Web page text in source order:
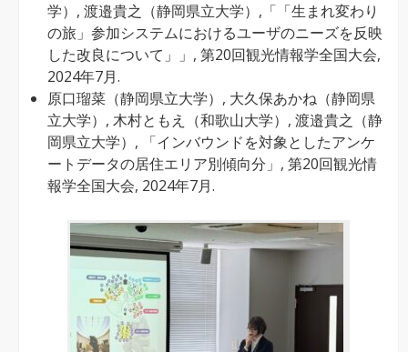
大
会
で
の
発
表
は
学）, 渡邉貴之（静岡県立大学）,「「生まれ変わり
の旅」参加システムにおけるユーザのニーズを反映
した改良について」」, 第20回観光情報学全国大会,
2024年7月.
原口瑠菜（静岡県立大学）, 大久保あかね（静岡県
立大学）, 木村ともえ（和歌山大学）, 渡邉貴之（静
岡県立大学）, 「インバウンドを対象としたアンケ
ートデータの居住エリア別傾向分」, 第20回観光情
報学全国大会, 2024年7月.